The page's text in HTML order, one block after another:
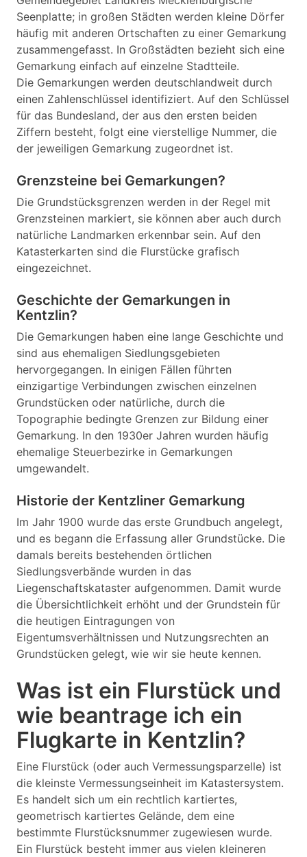
Seenplatte; in großen Städten werden kleine Dörfer
häufig mit anderen Ortschaften zu einer Gemarkung
zusammengefasst. In Großstädten bezieht sich eine
Gemarkung einfach auf einzelne Stadtteile.
Die Gemarkungen werden deutschlandweit durch
einen Zahlenschlüssel identifiziert. Auf den Schlüssel
für das Bundesland, der aus den ersten beiden
Ziffern besteht, folgt eine vierstellige Nummer, die
der jeweiligen Gemarkung zugeordnet ist.
Grenzsteine bei Gemarkungen?
Die Grundstücksgrenzen werden in der Regel mit
Grenzsteinen markiert, sie können aber auch durch
natürliche Landmarken erkennbar sein. Auf den
Katasterkarten sind die Flurstücke grafisch
eingezeichnet.
Geschichte der Gemarkungen in
Kentzlin?
Die Gemarkungen haben eine lange Geschichte und
sind aus ehemaligen Siedlungsgebieten
hervorgegangen. In einigen Fällen führten
einzigartige Verbindungen zwischen einzelnen
Grundstücken oder natürliche, durch die
Topographie bedingte Grenzen zur Bildung einer
Gemarkung. In den 1930er Jahren wurden häufig
ehemalige Steuerbezirke in Gemarkungen
umgewandelt.
Historie der Kentzliner Gemarkung
Im Jahr 1900 wurde das erste Grundbuch angelegt,
und es begann die Erfassung aller Grundstücke. Die
damals bereits bestehenden örtlichen
Siedlungsverbände wurden in das
Liegenschaftskataster aufgenommen. Damit wurde
die Übersichtlichkeit erhöht und der Grundstein für
die heutigen Eintragungen von
Eigentumsverhältnissen und Nutzungsrechten an
Grundstücken gelegt, wie wir sie heute kennen.
Was ist ein Flurstück und
wie beantrage ich ein
Flugkarte in Kentzlin?
Eine Flurstück (oder auch Vermessungsparzelle) ist
die kleinste Vermessungseinheit im Katastersystem.
Es handelt sich um ein rechtlich kartiertes,
geometrisch kartiertes Gelände, dem eine
bestimmte Flurstücksnummer zugewiesen wurde.
Ein Flurstück besteht immer aus vielen kleineren